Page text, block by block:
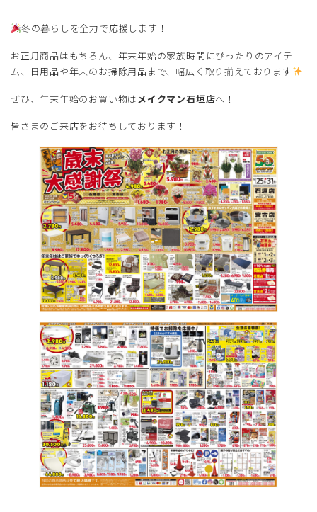
新
時
冬の暮らしを全力で応援します！
お正月商品はもちろん、年末年始の家族時間にぴったりのアイテ
ム、日用品や年末のお掃除用品まで、幅広く取り揃えております
ぜひ、年末年始のお買い物は メイクマン石垣店へ！
皆さまのご来店をお待ちしております！